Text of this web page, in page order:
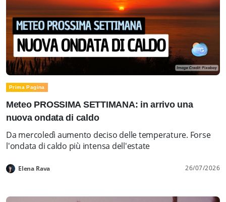
Prima Pagina
Meteo PROSSIMA SETTIMANA: in arrivo una
nuova ondata di caldo
Da mercoledì aumento deciso delle temperature. Forse
l'ondata di caldo più intensa dell'estate
Elena Rava 26/07/2026